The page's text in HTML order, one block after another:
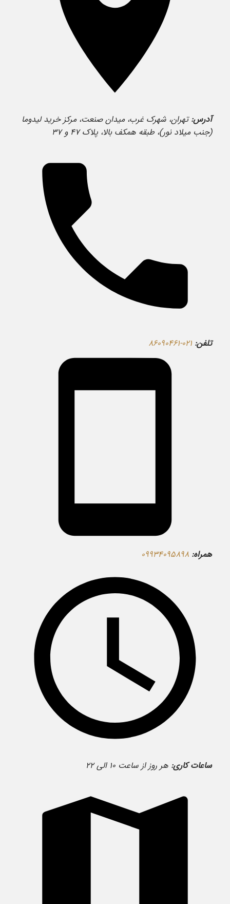
آدرس:تهران، شهرک غرب، میدان صنعت، مرکز خرید لیدوما
(جنب میلاد نور)، طبقه همکف بالا، پلاک ۴۷ و ۳۷
تلفن: ۰۲۱-۸۶۰۹۰۴۶۱
همراه: ۰۹۹۳۴۰۹۵۸۹۸
ساعات کاری: هر روز از ساعت ۱۰ الی ۲۲